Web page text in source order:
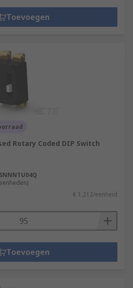
Toevoegen
Rotary Coded DIP Switch
€ 1,212/eenheid
Toevoegen